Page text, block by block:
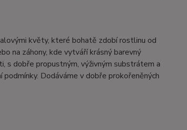
květy, které bohatě zdobí rostlinu od
na záhony, kde vytváří krásný barevný
s dobře propustným, výživným substrátem a
Dodáváme v dobře prokořeněných